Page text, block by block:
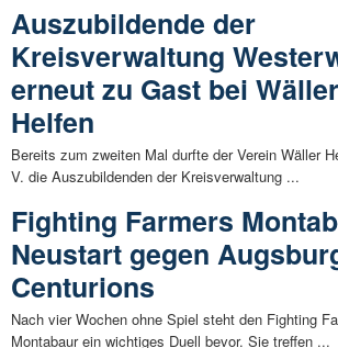
Auszubildende der
Kreisverwaltung
erneut zu Gast bei Wäller
Helfen
Bereits zum zweiten Mal durfte der Verein Wäller
V. die Auszubildenden der Kreisverwaltung ...
Fighting Farmers
Neustart gegen
Centurions
Nach vier Wochen ohne Spiel steht den Fighting
Montabaur ein wichtiges Duell bevor. Sie treffen ...